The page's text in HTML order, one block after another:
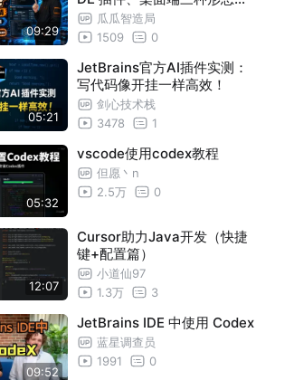
09:29
么选？国产模型接入思路
瓜瓜智造局
1509
0
05:21
JetBrains官方AI插件实测：
写代码像开挂一样高效！
剑心技术栈
3478
1
05:32
vscode使用codex教程
但愿丶n
2.5万
0
12:07
Cursor助力Java开发（快捷
键+配置篇）
小道仙97
1.3万
3
09:52
JetBrains IDE 中使用 Codex
蓝星调查员
1991
0